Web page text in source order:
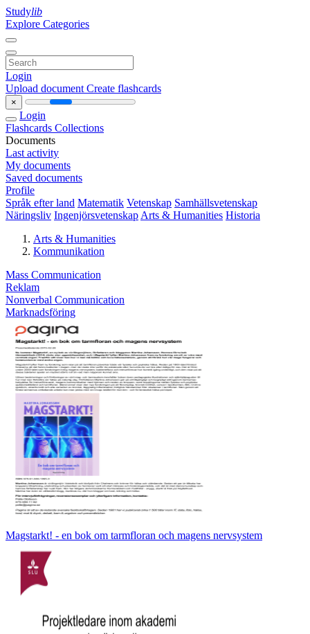
Studylib
Explore Categories
Login
Upload document Create flashcards
×
Login
Flashcards Collections
Documents
Last activity
My documents
Saved documents
Profile
Språk efter land Matematik Vetenskap Samhällsvetenskap
Näringsliv Ingenjörsvetenskap Arts & Humanities Historia
Arts & Humanities
Kommunikation
Mass Communication
Reklam
Nonverbal Communication
Marknadsföring
Magstarkt! - en bok om tarmfloran och magens nervsystem